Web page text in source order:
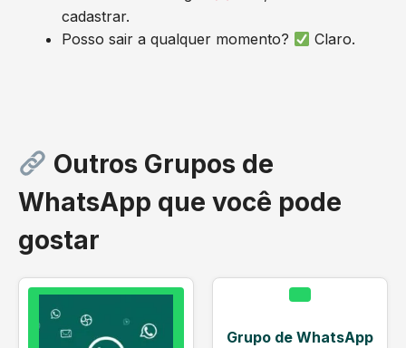
cadastrar.
Posso sair a qualquer momento?
Claro.
Outros Grupos de
WhatsApp que você pode
gostar
Grupo de WhatsApp